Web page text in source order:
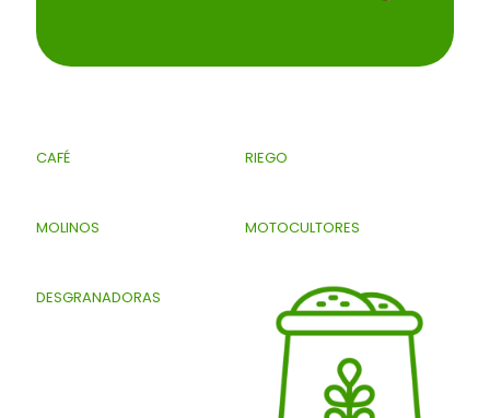
CAFÉ RIEGO
MOLINOS MOTOCULTORES
DESGRANADORAS